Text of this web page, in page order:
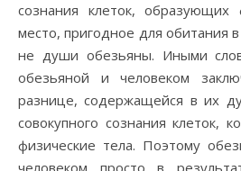
сознания клеток, образующих
место, пригодное для обитания
не души обезьяны. Иными
обезьяной и человеком
разнице, содержащейся в их
совокупного сознания клеток,
физические тела. Поэтому
человеком просто в